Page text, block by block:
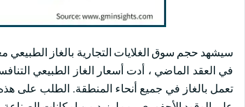
في العقد الماضي ، أدت أسعار الغاز الطبيعي
تعمل بالغاز في جميع أنحاء المنطقة. الطلب على